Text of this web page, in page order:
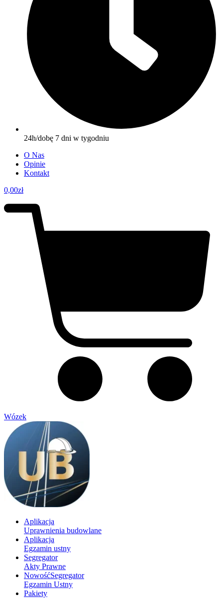
24h/dobę 7 dni w tygodniu
O Nas
Opinie
Kontakt
0,00zł
Wózek
Aplikacja
Uprawnienia budowlane
Aplikacja
Egzamin ustny
Segregator
Akty Prawne
NowośćSegregator
Egzamin Ustny
Pakiety